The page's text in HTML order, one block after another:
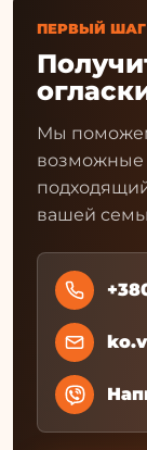
ПЕРВЫЙ ШАГ
Мы
возможные
вашей